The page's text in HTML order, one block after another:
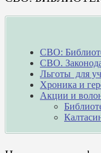
СВО:
СВО.
Льготы для
Хроника и
Акции и